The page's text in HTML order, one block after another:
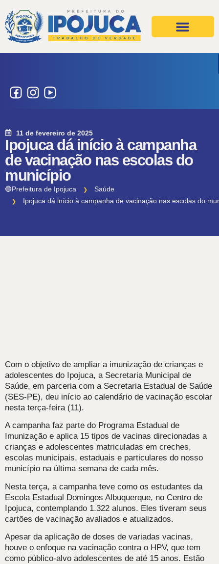
11 de fevereiro de 2025
Ipojuca dá início à campanha
de vacinação nas escolas do
município
🔵Prefeitura de Ipojuca
Saúde
Ipojuca dá início à campanha de vacinação nas escolas do
Com o objetivo de ampliar a imunização de crianças e
adolescentes do Ipojuca, a Secretaria Municipal de
Saúde, em parceria com a Secretaria Estadual de Saúde
(SES-PE), deu início ao calendário de vacinação escolar
nesta terça-feira (11).
A campanha faz parte do Programa Estadual de
Imunização e aplica 15 tipos de vacinas direcionadas a
crianças e adolescentes matriculadas em creches,
escolas municipais, estaduais e particulares do nosso
município na última semana de cada mês.
Nesta terça, a campanha teve como os estudantes da
Escola Estadual Domingos Albuquerque, no Centro de
Ipojuca, contemplando 1.322 alunos. Eles tiveram seus
cartões de vacinação avaliados e atualizados.
Apesar da aplicação de doses de variadas vacinas,
houve o enfoque na vacinação contra o HPV, que tem
como público-alvo adolescentes de até 15 anos. Estão